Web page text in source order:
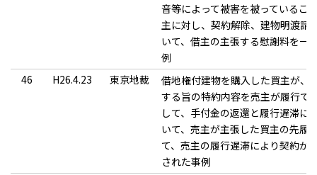
音等によって被害を被っているこ
主に対し、契約解除、建物明渡請
いて、借主の主張する慰謝料を一
例
46
H26.4.23 東京地裁
借地権付建物を購入した買主が、
する旨の特約内容を売主が履行で
して、手付金の返還と履行遅滞に
いて、売主が主張した買主の先履
て、売主の履行遅滞により契約が
された事例